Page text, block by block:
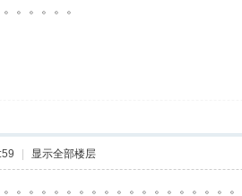
。。。。。
显示全部楼层
。。。。。。。。。。。。。。。。。